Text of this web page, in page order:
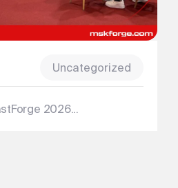
Uncategorized
2026...